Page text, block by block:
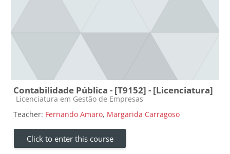
Contabilidade Pública - [T9152] - [Licenciatura]
Course category
Licenciatura em Gestão de Empresas
Teacher: Fernando Amaro, Margarida Carragoso
Click to enter this course